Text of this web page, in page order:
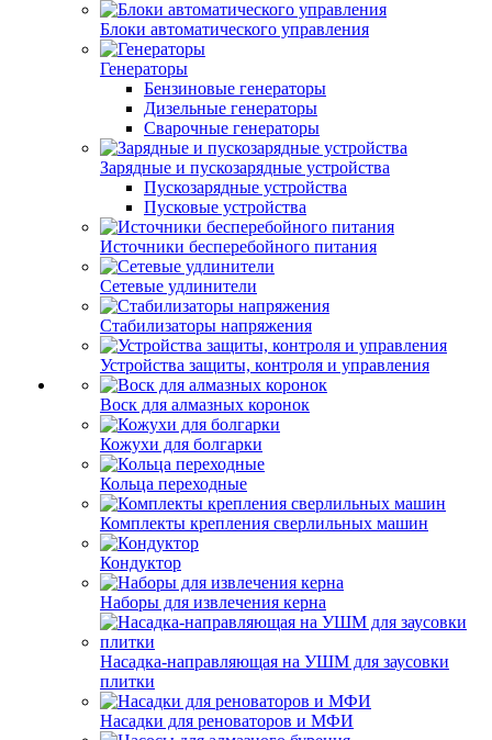
Блоки автоматического управления
Генераторы
Бензиновые генераторы
Дизельные генераторы
Сварочные генераторы
Зарядные и пускозарядные устройства
Пускозарядные устройства
Пусковые устройства
Источники бесперебойного питания
Сетевые удлинители
Стабилизаторы напряжения
Устройства защиты, контроля и управления
Воск для алмазных коронок
Кожухи для болгарки
Кольца переходные
Комплекты крепления сверлильных машин
Кондуктор
Наборы для извлечения керна
Насадка-направляющая на УШМ для заусовки
плитки
Насадки для реноваторов и МФИ